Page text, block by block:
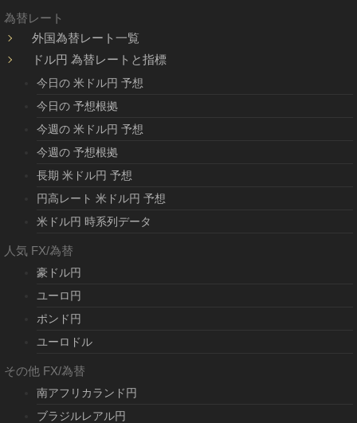
為替レート
外国為替レート一覧
ドル円 為替レートと指標
今日の 米ドル円 予想
今日の 予想根拠
今週の 米ドル円 予想
今週の 予想根拠
長期 米ドル円 予想
円高レート 米ドル円 予想
米ドル円 時系列データ
人気 FX/為替
豪ドル円
ユーロ円
ポンド円
ユーロドル
その他 FX/為替
南アフリカランド円
ブラジルレアル円